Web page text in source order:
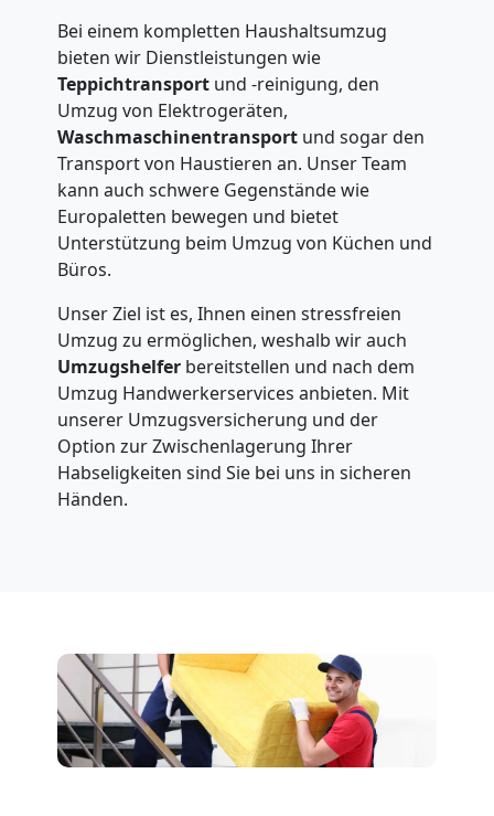
Bei einem kompletten Haushaltsumzug
bieten wir Dienstleistungen wie
Teppichtransport und -reinigung, den
Umzug von Elektrogeräten,
Waschmaschinentransport und sogar den
Transport von Haustieren an. Unser Team
kann auch schwere Gegenstände wie
Europaletten bewegen und bietet
Unterstützung beim Umzug von Küchen und
Büros.
Unser Ziel ist es, Ihnen einen stressfreien
Umzug zu ermöglichen, weshalb wir auch
Umzugshelfer bereitstellen und nach dem
Umzug Handwerkerservices anbieten. Mit
unserer Umzugsversicherung und der
Option zur Zwischenlagerung Ihrer
Habseligkeiten sind Sie bei uns in sicheren
Händen.